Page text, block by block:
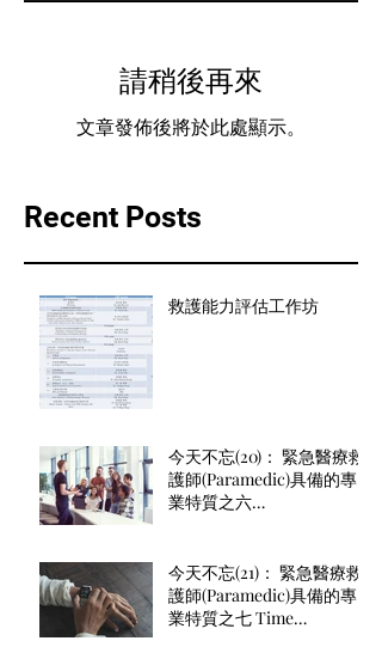
請稍後再來
文章發佈後將於此處顯示。
Recent Posts
救護能力評估工作坊
今天不忘(20)： 緊急醫療救
護師(Paramedic)具備的專
業特質之六
好。
今天不忘(21)： 緊急醫療救
護師(Paramedic)具備的專
業特質之七 Time